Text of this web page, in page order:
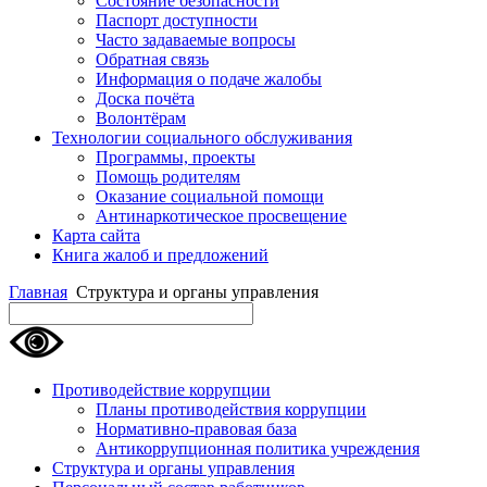
Паспорт доступности
Часто задаваемые вопросы
Обратная связь
Информация о подаче жалобы
Доска почёта
Волонтёрам
Технологии социального обслуживания
Программы, проекты
Помощь родителям
Оказание социальной помощи
Антинаркотическое просвещение
Карта сайта
Книга жалоб и предложений
Главная Структура и органы управления
Противодействие коррупции
Планы противодействия коррупции
Нормативно-правовая база
Антикоррупционная политика учреждения
Структура и органы управления